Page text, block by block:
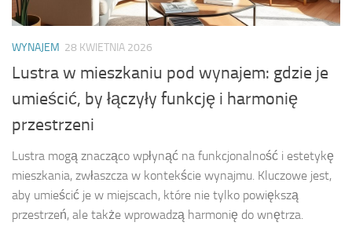
WYNAJEM 28 KWIETNIA 2026
Lustra w mieszkaniu pod wynajem: gdzie je
umieścić, by łączyły funkcję i harmonię
przestrzeni
Lustra mogą znacząco wpłynąć na funkcjonalność i estetykę
mieszkania, zwłaszcza w kontekście wynajmu. Kluczowe jest,
aby umieścić je w miejscach, które nie tylko powiększą
przestrzeń, ale także wprowadzą harmonię do wnętrza.